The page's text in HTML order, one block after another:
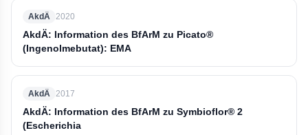
AkdÄ 2020
AkdÄ: Information des BfArM zu Picato®
(Ingenolmebutat): EMA
AkdÄ 2017
AkdÄ: Information des BfArM zu Symbioflor® 2
(Escherichia